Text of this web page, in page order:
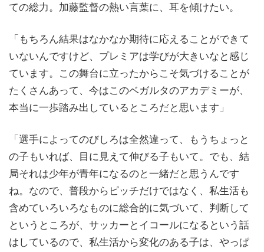
ての総力。加藤監督の熱い言葉に、耳を傾けたい。
「もちろん結果はなかなか期待に応えることができて
いないんですけど、プレミアは学びが大きいなと感じ
ています。この舞台に立ったからこそ気づけることが
たくさんあって、今はこのベガルタのアカデミーが、
本当に一歩踏み出しているところだと思います」
「選手によってのびしろは全然違って、もうちょっと
の子もいれば、目に見えて伸びる子もいて。でも、結
局それは少年が青年になるのと一緒だと思うんです
ね。なので、普段からピッチだけではなく、私生活も
含めていろいろなものに総合的に気づいて、判断して
というところが、サッカーとイコールになるという話
はしているので、私生活から変化のある子は、やっぱ